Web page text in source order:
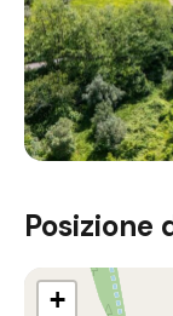
Posizione
+